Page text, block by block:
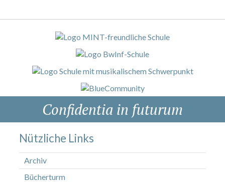
Confidentia in futurum
Nützliche Links
Archiv
Bücherturm